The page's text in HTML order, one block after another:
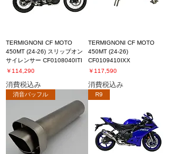
TERMIGNONI CF MOTO
450MT (24-26) スリップオン
サイレンサー CF0108040ITI
価格
￥114,290
消費税込み
TERMIGNONI CF MOTO
450MT (24-26)
CF0109410IXX
価格
￥117,590
消費税込み
消音バッフル R9